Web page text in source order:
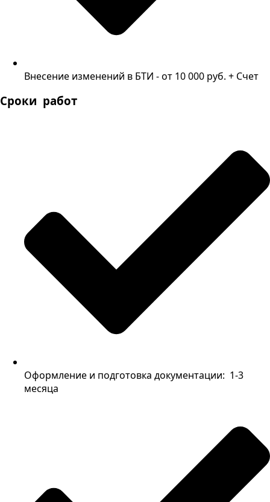
Внесение изменений в БТИ - от 10 000 руб. + Счет
Сроки работ
Оформление и подготовка документации: 1-3
месяца